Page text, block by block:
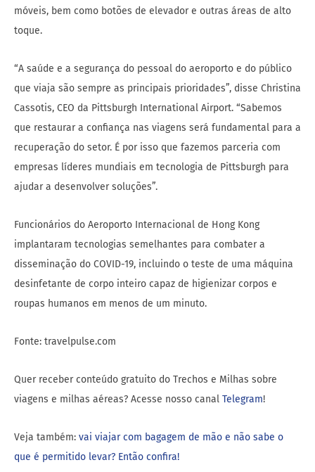
móveis, bem como botões de elevador e outras áreas de alto
toque.
“A saúde e a segurança do pessoal do aeroporto e do público
que viaja são sempre as principais prioridades”, disse Christina
Cassotis, CEO da Pittsburgh International Airport. “Sabemos
que restaurar a confiança nas viagens será fundamental para a
recuperação do setor. É por isso que fazemos parceria com
empresas líderes mundiais em tecnologia de Pittsburgh para
ajudar a desenvolver soluções”.
Funcionários do Aeroporto Internacional de Hong Kong
implantaram tecnologias semelhantes para combater a
disseminação do COVID-19, incluindo o teste de uma máquina
desinfetante de corpo inteiro capaz de higienizar corpos e
roupas humanos em menos de um minuto.
Fonte: travelpulse.com
Quer receber conteúdo gratuito do Trechos e Milhas sobre
viagens e milhas aéreas? Acesse nosso canal Telegram!
Veja também: vai viajar com bagagem de mão e não sabe o
que é permitido levar? Então confira!